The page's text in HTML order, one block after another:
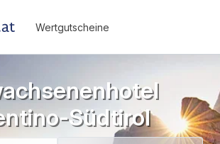
Wertgutscheine
Südtirol